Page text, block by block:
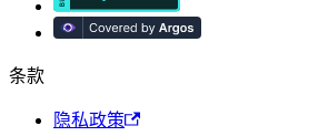
条款
隐私政策